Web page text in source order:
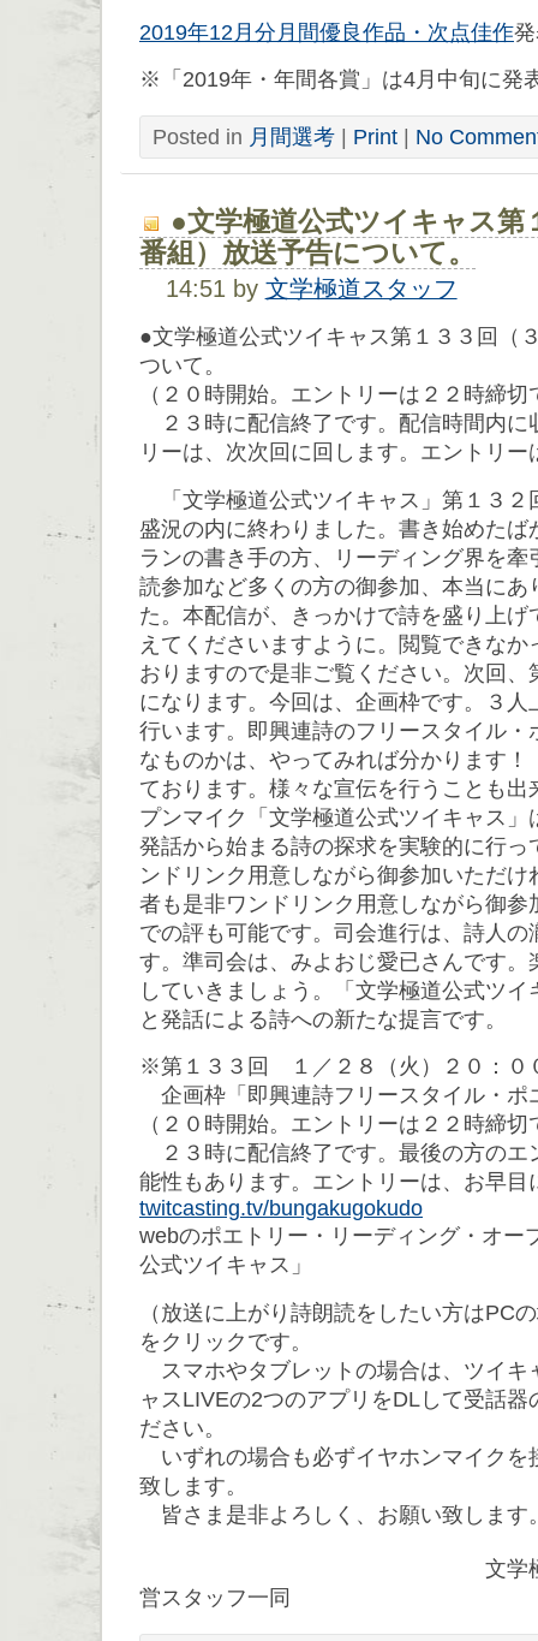
2019年12月分月間優良作品・次点佳作
※「2019年・年間各賞」は4月中旬に発
Posted in 月間選考 | Print | No
●文学極道公式ツイキャス第
番組）放送予告について。
14:51 by 文学極道スタッフ
●文学極道公式ツイキャス第１３３回（
ついて。
（２０時開始。エントリーは２２時締切
２３時に配信終了です。配信時間内に
リーは、次次回に回します。エントリー
「文学極道公式ツイキャス」第１３２
盛況の内に終わりました。書き始めたば
ランの書き手の方、リーディング界を
読参加など多くの方の御参加、本当にあ
た。本配信が、きっかけで詩を盛り上げ
えてくださいますように。閲覧できな
おりますので是非ご覧ください。次回、
になります。今回は、企画枠です。３人
行います。即興連詩のフリースタイル
なものかは、やってみれば分かります
ております。様々な宣伝を行うことも出
プンマイク「文学極道公式ツイキャス」
発話から始まる詩の探求を実験的に行っ
ンドリンク用意しながら御参加いただ
者も是非ワンドリンク用意しながら御参
での評も可能です。司会進行は、詩人の
す。準司会は、みよおじ愛已さんです。
していきましょう。「文学極道公式ツ
と発話による詩への新たな提言です。
※第１３３回 １／２８（火）２０：
企画枠「即興連詩フリースタイル・ポ
（２０時開始。エントリーは２２時締切
２３時に配信終了です。最後の方のエ
能性もあります。エントリーは、お早目
twitcasting.tv/bungakugokudo
webのポエトリー・リーディング・オー
公式ツイキャス」
（放送に上がり詩朗読をしたい方はPC
をクリックです。
スマホやタブレットの場合は、ツイキ
ャスLIVEの2つのアプリをDLして受話
ださい。
いずれの場合も必ずイヤホンマイクを
致します。
皆さま是非よろしく、お願い致します
文学極道公式ツ
営スタッフ一同